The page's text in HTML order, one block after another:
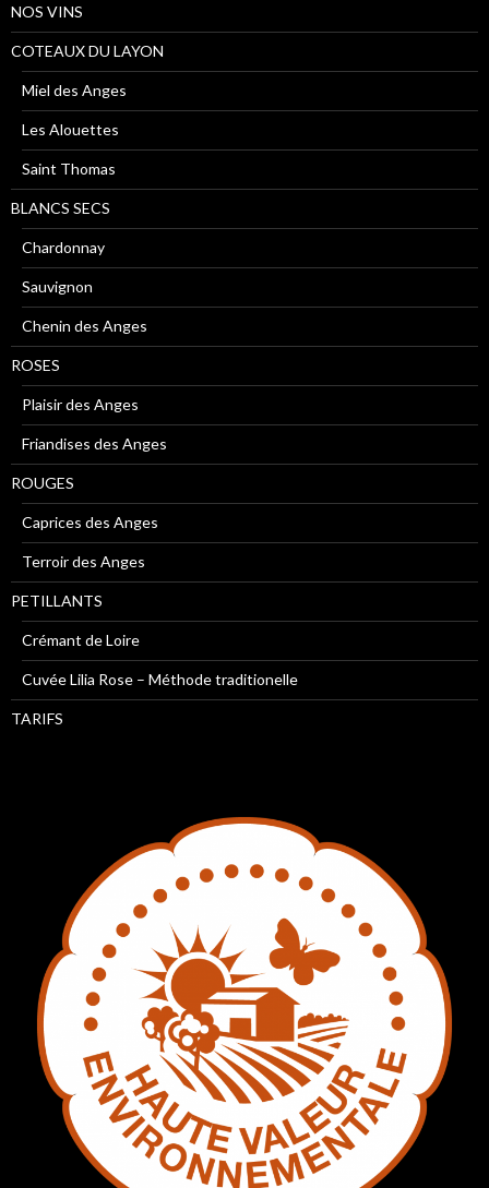
NOS VINS
COTEAUX DU LAYON
Miel des Anges
Les Alouettes
Saint Thomas
BLANCS SECS
Chardonnay
Sauvignon
Chenin des Anges
ROSES
Plaisir des Anges
Friandises des Anges
ROUGES
Caprices des Anges
Terroir des Anges
PETILLANTS
Crémant de Loire
Cuvée Lilia Rose – Méthode traditionelle
TARIFS